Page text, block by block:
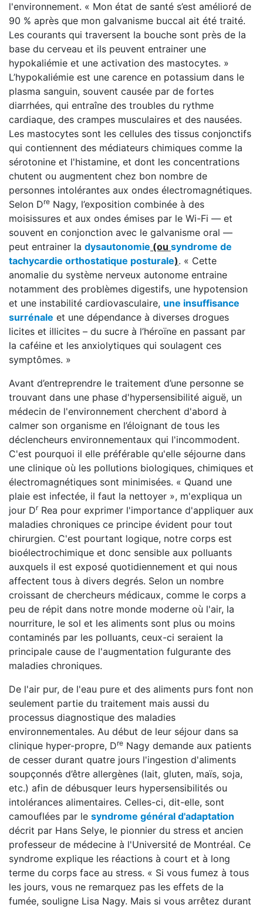
l'environnement. « Mon état de santé s’est amélioré de
90 % après que mon galvanisme buccal ait été traité.
Les courants qui traversent la bouche sont près de la
base du cerveau et ils peuvent entrainer une
hypokaliémie et une activation des mastocytes. »
L’hypokaliémie est une carence en potassium dans le
plasma sanguin, souvent causée par de fortes
diarrhées, qui entraîne des troubles du rythme
cardiaque, des crampes musculaires et des nausées.
Les mastocytes sont les cellules des tissus conjonctifs
qui contiennent des médiateurs chimiques comme la
sérotonine et l'histamine, et dont les concentrations
chutent ou augmentent chez bon nombre de
personnes intolérantes aux ondes électromagnétiques.
Selon Dre Nagy, l’exposition combinée à des
moisissures et aux ondes émises par le Wi-Fi — et
souvent en conjonction avec le galvanisme oral —
peut entrainer la dysautonomie (ou syndrome de
tachycardie orthostatique posturale). « Cette
anomalie du système nerveux autonome entraine
notamment des problèmes digestifs, une hypotension
et une instabilité cardiovasculaire, une insuffisance
surrénale et une dépendance à diverses drogues
licites et illicites – du sucre à l’héroïne en passant par
la caféine et les anxiolytiques qui soulagent ces
symptômes. »
Avant d’entreprendre le traitement d’une personne se
trouvant dans une phase d'hypersensibilité aiguë, un
médecin de l'environnement cherchent d'abord à
calmer son organisme en l’éloignant de tous les
déclencheurs environnementaux qui l'incommodent.
C'est pourquoi il elle préférable qu'elle séjourne dans
une clinique où les pollutions biologiques, chimiques et
électromagnétiques sont minimisées. « Quand une
plaie est infectée, il faut la nettoyer », m'expliqua un
jour DrRea pour exprimer l'importance d'appliquer aux
maladies chroniques ce principe évident pour tout
chirurgien. C'est pourtant logique, notre corps est
bioélectrochimique et donc sensible aux polluants
auxquels il est exposé quotidiennement et qui nous
affectent tous à divers degrés. Selon un nombre
croissant de chercheurs médicaux, comme le corps a
peu de répit dans notre monde moderne où l'air, la
nourriture, le sol et les aliments sont plus ou moins
contaminés par les polluants, ceux-ci seraient la
principale cause de l'augmentation fulgurante des
maladies chroniques.
De l'air pur, de l'eau pure et des aliments purs font non
seulement partie du traitement mais aussi du
processus diagnostique des maladies
environnementales. Au début de leur séjour dans sa
clinique hyper-propre, Dre Nagy demande aux patients
de cesser durant quatre jours l'ingestion d'aliments
soupçonnés d’être allergènes (lait, gluten, maïs, soja,
etc.) afin de débusquer leurs hypersensibilités ou
intolérances alimentaires. Celles-ci, dit-elle, sont
camouflées par le syndrome général d'adaptation
décrit par Hans Selye, le pionnier du stress et ancien
professeur de médecine à l'Université de Montréal. Ce
syndrome explique les réactions à court et à long
terme du corps face au stress. « Si vous fumez à tous
les jours, vous ne remarquez pas les effets de la
fumée, souligne Lisa Nagy. Mais si vous arrêtez durant